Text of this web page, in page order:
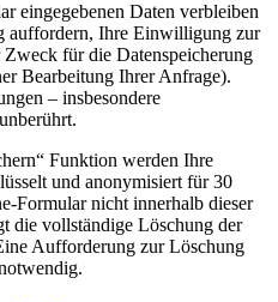
eingegebenen Daten verbleiben
auffordern, Ihre Einwilligung zur
für die Datenspeicherung
Bearbeitung Ihrer Anfrage).
– insbesondere
Funktion werden Ihre
und anonymisiert für 30
Formular nicht innerhalb dieser
die vollständige Löschung der
Aufforderung zur Löschung